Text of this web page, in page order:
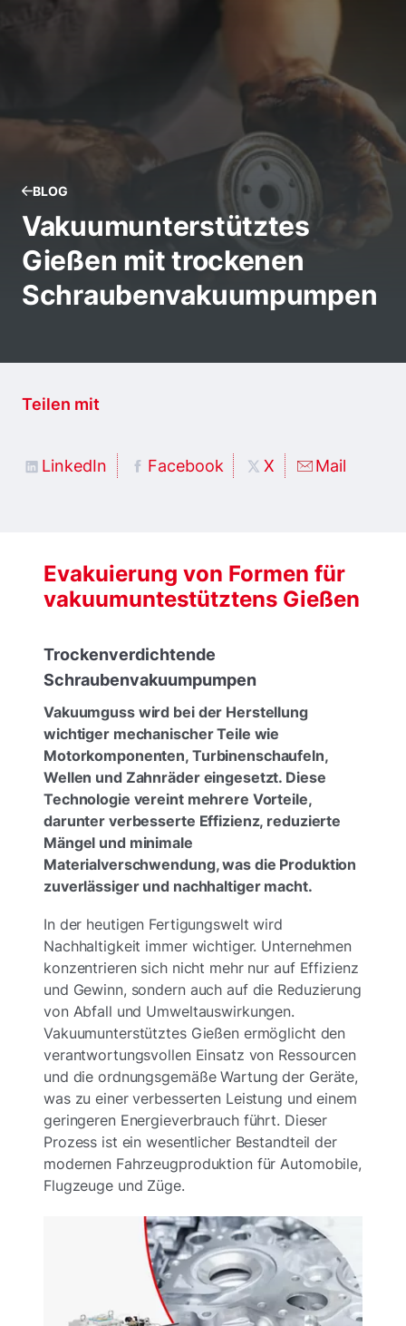
BLOG
Vakuumunterstütztes
Gießen mit trockenen
Schraubenvakuumpumpen
Teilen mit
LinkedIn Facebook X Mail
Evakuierung von Formen für
vakuumuntestütztens Gießen
Trockenverdichtende
Schraubenvakuumpumpen
Vakuumguss wird bei der Herstellung
wichtiger mechanischer Teile wie
Motorkomponenten, Turbinenschaufeln,
Wellen und Zahnräder eingesetzt. Diese
Technologie vereint mehrere Vorteile,
darunter verbesserte Effizienz, reduzierte
Mängel und minimale
Materialverschwendung, was die Produktion
zuverlässiger und nachhaltiger macht.
In der heutigen Fertigungswelt wird
Nachhaltigkeit immer wichtiger. Unternehmen
konzentrieren sich nicht mehr nur auf Effizienz
und Gewinn, sondern auch auf die Reduzierung
von Abfall und Umweltauswirkungen.
Vakuumunterstütztes Gießen ermöglicht den
verantwortungsvollen Einsatz von Ressourcen
und die ordnungsgemäße Wartung der Geräte,
was zu einer verbesserten Leistung und einem
geringeren Energieverbrauch führt. Dieser
Prozess ist ein wesentlicher Bestandteil der
modernen Fahrzeugproduktion für Automobile,
Flugzeuge und Züge.